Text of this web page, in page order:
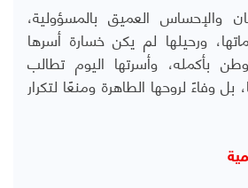
والإحساس العميق بالمسؤولية،
ورحيلها لم يكن خسارة أسرها
بأكمله، وأسرتها اليوم تطالب
بل وفاءً لروحها الطاهرة ومنعًا لتكرار